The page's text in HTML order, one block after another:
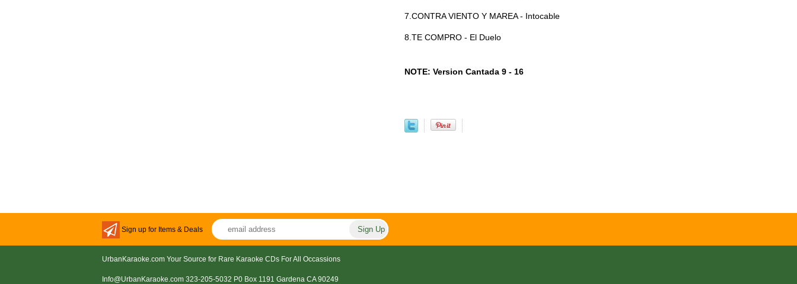
7.CONTRA VIENTO Y MAREA - Intocable
8.TE COMPRO - El Duelo
NOTE: Version Cantada 9 - 16
Sign up for Items & Deals
UrbanKaraoke.com Your Source for Rare Karaoke CDs For All Occassions
Info@UrbanKaraoke.com 323-205-5032 P0 Box 1191 Gardena CA 90249